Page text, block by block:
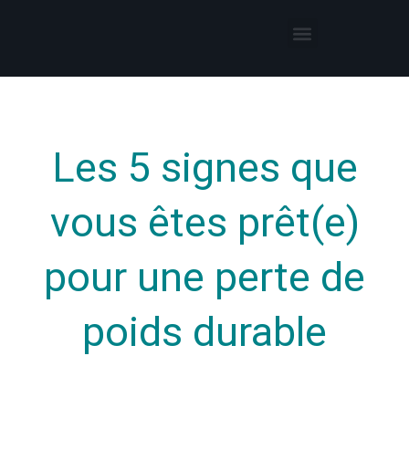
Les 5 signes que
vous êtes prêt(e)
pour une perte de
poids durable